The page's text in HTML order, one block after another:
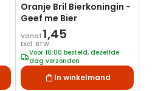
Oranje Bril Bierkoningin -
Geef me Bier
Vanaf 1,45
Excl. BTW
Voor 16:00 besteld, dezelfde
dag verzonden
In winkelmand